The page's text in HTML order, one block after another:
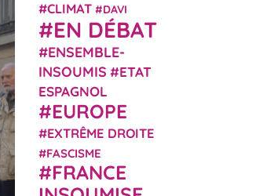
CLIMAT DAVI
EN DÉBAT
ENSEMBLE-
INSOUMIS
ETAT
ESPAGNOL
EUROPE
EXTRÊME DROITE
FASCISME
FRANCE